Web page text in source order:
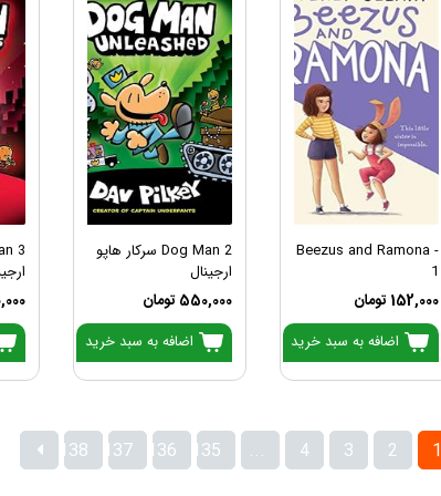
Beezus and Ramona -
1
152,000 تومان
اضافه به سبد خرید
Dog Man 2 سرکار هاپو
ارجینال
550,000 تومان
اضافه به سبد خرید
1
2
3
4
...
135
136
137
138